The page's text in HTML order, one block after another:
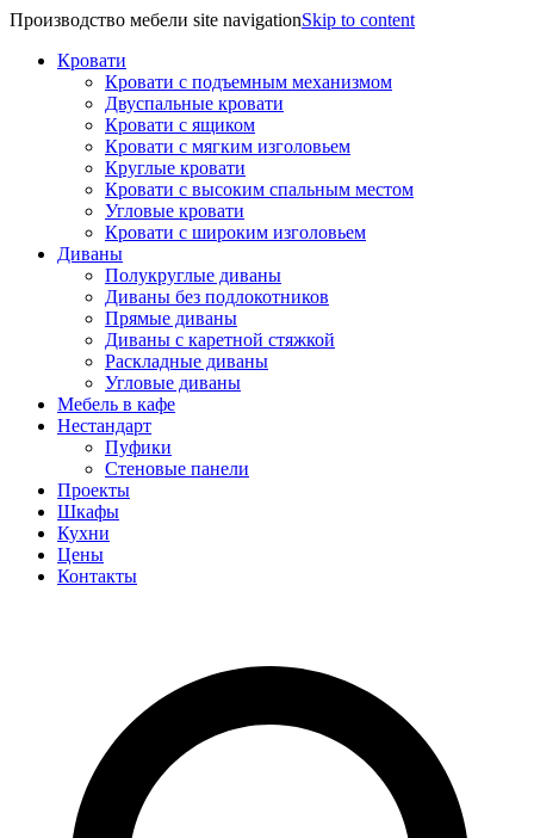
Производство мебели site navigationSkip to content
Кровати
Кровати с подъемным механизмом
Двуспальные кровати
Кровати с ящиком
Кровати с мягким изголовьем
Круглые кровати
Кровати с высоким спальным местом
Угловые кровати
Кровати с широким изголовьем
Диваны
Полукруглые диваны
Диваны без подлокотников
Прямые диваны
Диваны с каретной стяжкой
Раскладные диваны
Угловые диваны
Мебель в кафе
Нестандарт
Пуфики
Стеновые панели
Проекты
Шкафы
Кухни
Цены
Контакты